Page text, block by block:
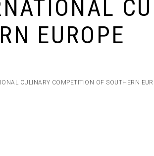
EUROPE
CULINARY COMPETITION OF SOUTHERN